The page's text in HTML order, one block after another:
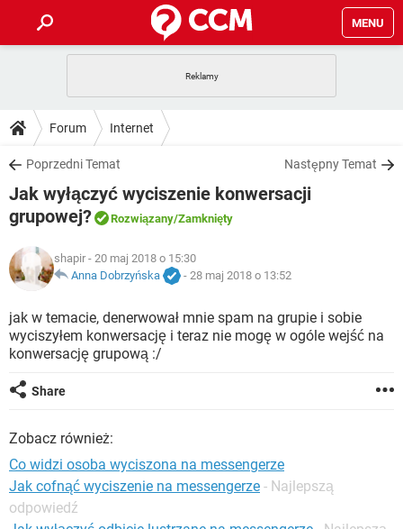
MENU
GRY
SPOTIFY
INSTAGRAM FACEBOOK
WINDOWS 10
PORADY
PlayStation
SPOTIFY
WINDOWS 10
DO POBRANIA
ANDROID TIKTOK
GRY WHATSAPP
IOS
INSTAGRAM
WINDOWS 10
GRY WHATSAPP
INSTAGRAM FACEBOOK
WINDOWS 10
ARTYKUŁY
COVID-19
GRY WHATSAPP
SPOTIFY
INSTAGRAM
Forum Internet
Poprzedni Temat Następny Temat
Jak wyłączyć wyciszenie konwersacji
grupowej?
Rozwiązany/Zamknięty
shapir - 20 maj 2018 o 15:30
Anna Dobrzyńska
- 28 maj 2018 o 13:52
jak w temacie, denerwował mnie spam na grupie i sobie
wyciszyłem konwersację i teraz nie mogę w ogóle wejść na
konwersację grupową :/
Share
Zobacz również:
Co widzi osoba wyciszona na messengerze
Jak cofnąć wyciszenie na messengerze - Najlepszą
odpowiedź